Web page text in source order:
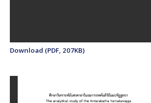
Download (PDF, 207KB)